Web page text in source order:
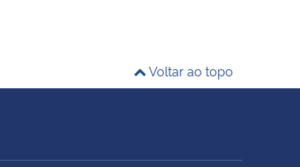
Voltar ao topo